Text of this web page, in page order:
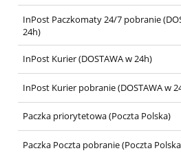
InPost Paczkomaty 24/7 pobranie
24h)
InPost Kurier(DOSTAWA w 24h)
InPost Kurier pobranie(DOSTAWA w
Paczka priorytetowa(Poczta Polska)
Paczka Poczta pobranie(Poczta